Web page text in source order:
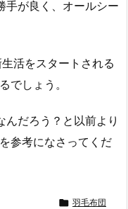
手が良く、オールシー
活をスタートされる
でしょう。
だろう？と以前より
参考になさってくだ
 羽毛布団